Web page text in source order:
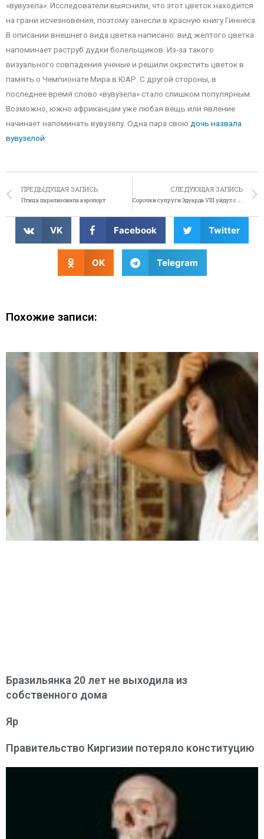
«вувузела». Исследователи выяснили, что этот цветок находится
на грани исчезновения, поэтому занесли в красную книгу Гиннеса.
В описании внешнего вида цветка написано: вид желтого цветка
напоминает раструб дудки болельщиков. Из-за такого
визуального совпадения ученые и решили окрестить цветок в
память о Чемпионате Мира в ЮАР. С другой стороны, в
последнее время слово «вувузела» стало слишком популярным.
Возможно, южно африканцам уже любая вещь или явление
начинает напоминать вувузелу. Одна пара свою дочь назвала
вувузелой
ПРЕДЫДУЩАЯ ЗАПИСЬ
Птица парализовала аэропорт
СЛЕДУЮЩАЯ ЗАПИСЬ
Сорочки супруги Эдуарда VIII уйдут с молотка
VK Facebook Twitter
OK Telegram
Похожие записи:
Бразильянка 20 лет не выходила из
собственного дома
Яр
Правительство Киргизии потеряло конституцию